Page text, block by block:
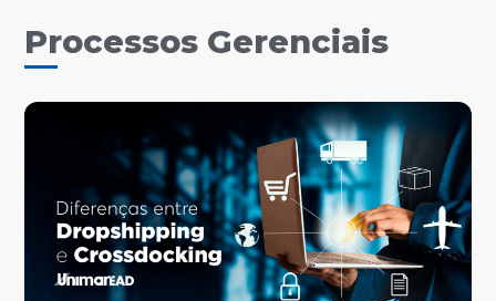
Processos Gerenciais